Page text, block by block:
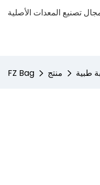
FZ Bag منتج طبية